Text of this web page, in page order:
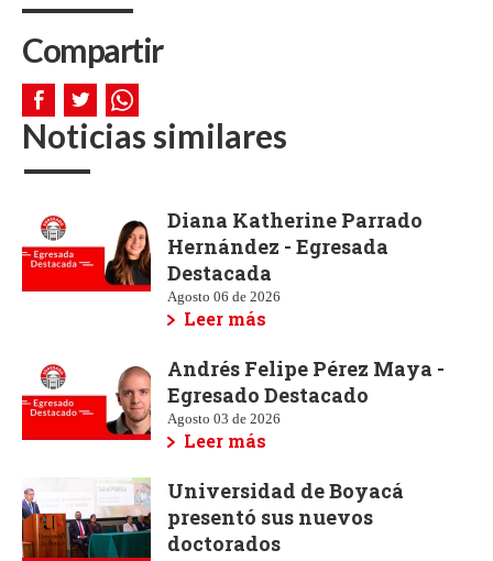
Compartir
Noticias similares
Diana Katherine Parrado
Hernández - Egresada
Destacada
Agosto 06 de 2026
Leer más
Andrés Felipe Pérez Maya -
Egresado Destacado
Agosto 03 de 2026
Leer más
Universidad de Boyacá
presentó sus nuevos
doctorados